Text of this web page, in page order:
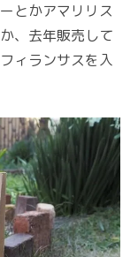
とかアマリリス
、去年販売して
ィランサスを入